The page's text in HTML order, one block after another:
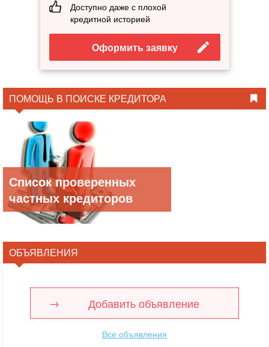
Доступно даже с плохой
кредитной историей
Оформить заявку
ПОМОЩЬ В ПОИСКЕ КРЕДИТОРА
Список проверенных
частных кредиторов
ОБЪЯВЛЕНИЯ
Добавить объявление
Все объявления